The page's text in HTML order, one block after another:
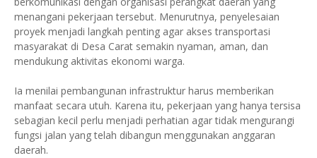
menangani pekerjaan tersebut. Menurutnya, penyelesaian
proyek menjadi langkah penting agar akses transportasi
masyarakat di Desa Carat semakin nyaman, aman, dan
mendukung aktivitas ekonomi warga.
Ia menilai pembangunan infrastruktur harus memberikan
manfaat secara utuh. Karena itu, pekerjaan yang hanya tersisa
sebagian kecil perlu menjadi perhatian agar tidak mengurangi
fungsi jalan yang telah dibangun menggunakan anggaran
daerah.